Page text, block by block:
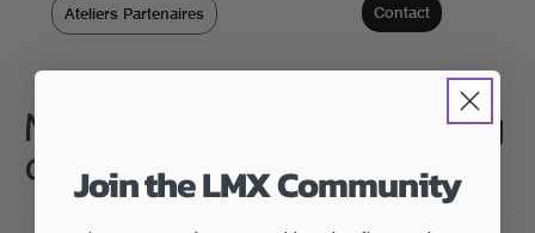
Ateliers Partenaires Contact
Magnetic USB programming
cable – LMX 64H
Join the LMX Community